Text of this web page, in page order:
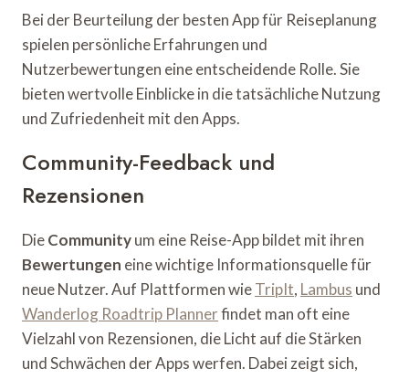
Bei der Beurteilung der besten App für Reiseplanung
spielen persönliche Erfahrungen und
Nutzerbewertungen eine entscheidende Rolle. Sie
bieten wertvolle Einblicke in die tatsächliche Nutzung
und Zufriedenheit mit den Apps.
Community-Feedback und
Rezensionen
DieCommunityum eine Reise-App bildet mit ihren
Bewertungen eine wichtige Informationsquelle für
neue Nutzer. Auf Plattformen wieTripIt, Lambus und
Wanderlog Roadtrip Plannerfindet man oft eine
Vielzahl von Rezensionen, die Licht auf die Stärken
und Schwächen der Apps werfen. Dabei zeigt sich,